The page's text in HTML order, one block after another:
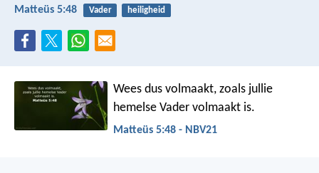
Matteüs 5:48 Vader heiligheid
Wees dus volmaakt, zoals jullie
hemelse Vader volmaakt is.
Matteüs 5:48 - NBV21